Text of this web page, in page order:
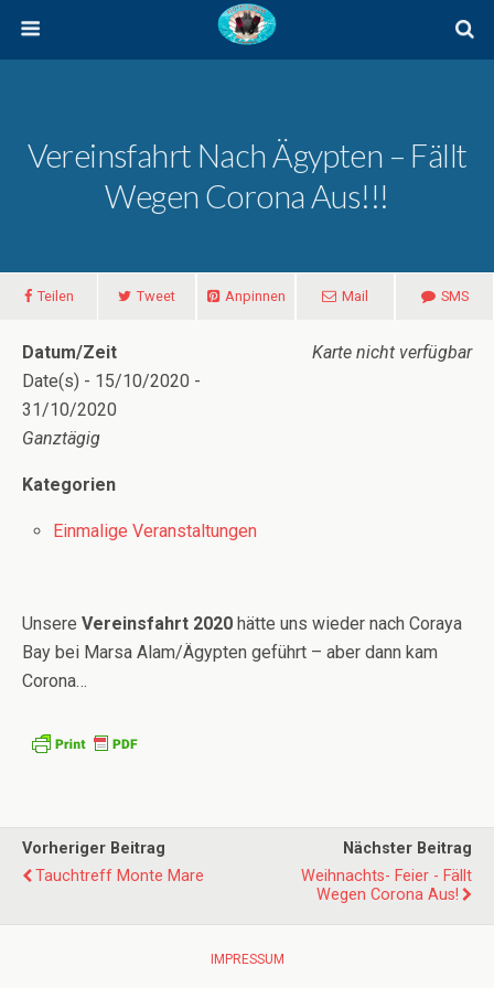
Vereinsfahrt Nach Ägypten – Fällt
Wegen Corona Aus!!!
Teilen Tweet Anpinnen Mail SMS
Karte nicht verfügbar
Datum/Zeit
Date(s) - 15/10/2020 -
31/10/2020
Ganztägig
Kategorien
Einmalige Veranstaltungen
Unsere Vereinsfahrt 2020 hätte uns wieder nach Coraya
Bay bei Marsa Alam/Ägypten geführt – aber dann kam
Corona…
Vorheriger Beitrag
Tauchtreff Monte Mare
Nächster Beitrag
Weihnachts- Feier - Fällt
Wegen Corona Aus!
IMPRESSUM